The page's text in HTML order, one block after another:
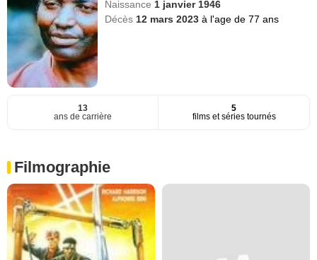
Naissance 1 janvier 1946
Décès 12 mars 2023à l'age de 77 ans
13
ans de carrière
5
films et séries tournés
Filmographie